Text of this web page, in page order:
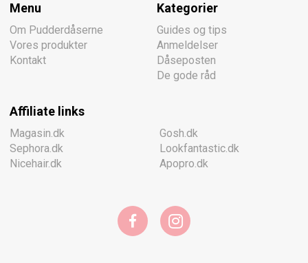
Menu
Om Pudderdåserne
Vores produkter
Kontakt
Kategorier
Guides og tips
Anmeldelser
Dåseposten
De gode råd
Affiliate links
Magasin.dk
Sephora.dk
Nicehair.dk
Gosh.dk
Lookfantastic.dk
Apopro.dk